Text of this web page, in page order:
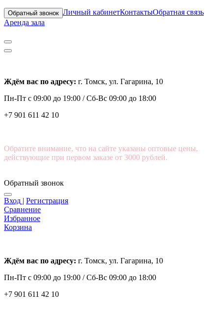
Обратный звонок Личный кабинетКонтактыОбратная связь
Аренда зала
Ждём вас по адресу: г. Томск, ул. Гагарина, 10
Пн-Пт с 09:00 до 19:00 /Сб-Вс 09:00 до 18:00
+7 901 611 42 10
Обратите внимание, что на сайте указаны оптовые цены,
действующие при первом заказе от 3000 рублей.
Обратный звонок
Вход | Регистрация
Сравнение
Избранное
Корзина
Ждём вас по адресу: г. Томск, ул. Гагарина, 10
Пн-Пт с 09:00 до 19:00 /Сб-Вс 09:00 до 18:00
+7 901 611 42 10